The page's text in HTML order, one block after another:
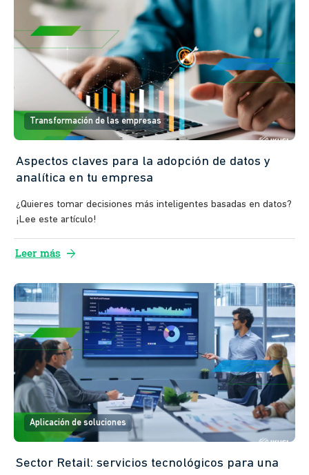
Transformación de las empresas
Aspectos claves para la adopción de datos y
analítica en tu empresa
¿Quieres tomar decisiones más inteligentes basadas en datos?
¡Lee este artículo!
Leer más arrow_forward
Aplicación de soluciones
Sector Retail: servicios tecnológicos para una